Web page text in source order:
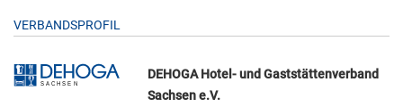
VERBANDSPROFIL
DEHOGA Hotel- und Gaststättenverband
Sachsen e.V.